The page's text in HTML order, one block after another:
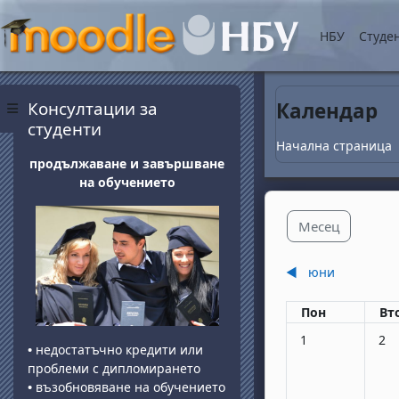
Прескочи на
Страничен панел
НБУ
Календар
Начална страница
Месец
◀︎ юни
Понеделник
Пон
Няма събития,
1 2
Блокове
Консултации за
студенти
продължаване и завършване
на обучението
• недостатъчно кредити или
проблеми с дипломирането
• възобновяване на обучението